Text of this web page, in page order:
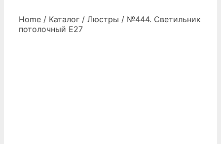
Home / Каталог / Люстры / №444. Светильник
потолочный Е27